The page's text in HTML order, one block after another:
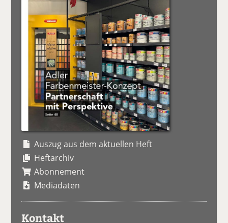
Auszug aus dem aktuellen Heft
Heftarchiv
Abonnement
Mediadaten
Kontakt